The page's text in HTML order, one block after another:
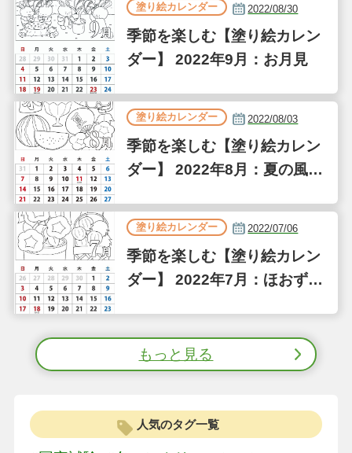
塗り絵カレンダー 2022/08/30
季節を楽しむ【塗り絵カレン
ダー】 2022年9月：お月見
塗り絵カレンダー 2022/08/03
季節を楽しむ【塗り絵カレン
ダー】 2022年8月：夏の風物
塗り絵カレンダー 2022/07/06
季節を楽しむ【塗り絵カレン
ダー】 2022年7月：ほおずき
もっと見る
人気のタグ一覧